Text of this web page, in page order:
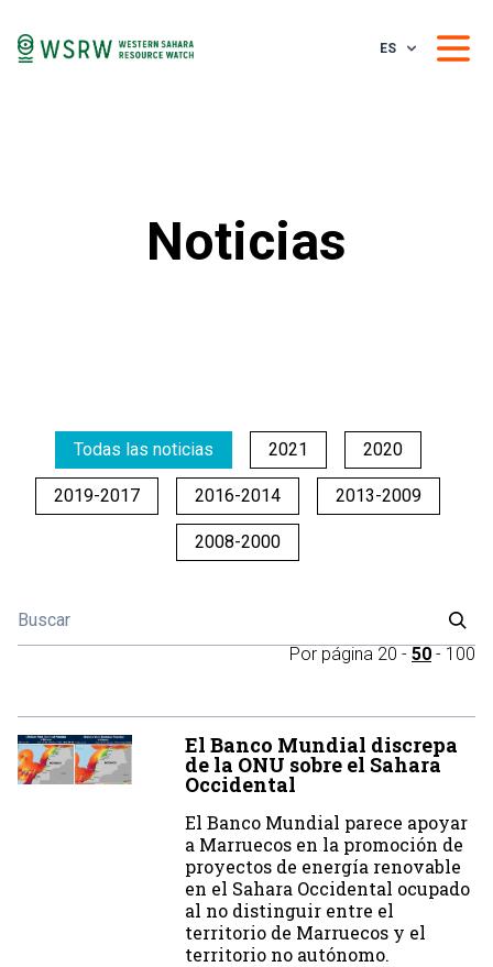
ES
Noticias
Todas las noticias 2021 2020
2019-2017 2016-2014 2013-2009
2008-2000
Por página 20 - 50 - 100
El Banco Mundial discrepa
de la ONU sobre el Sahara
Occidental
El Banco Mundial parece apoyar
a Marruecos en la promoción de
proyectos de energía renovable
en el Sahara Occidental ocupado
al no distinguir entre el
territorio de Marruecos y el
territorio no autónomo.